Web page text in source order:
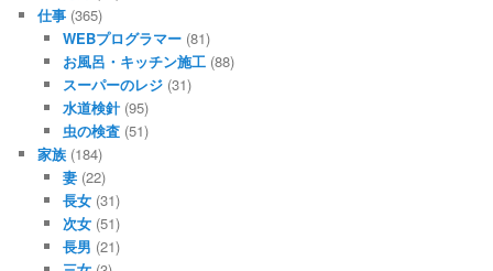
仕事 (365)
WEBプログラマー(81)
お風呂・キッチン施工(88)
スーパーのレジ(31)
水道検針(95)
虫の検査(51)
家族 (184)
妻(22)
長女(31)
次女(51)
長男 (21)